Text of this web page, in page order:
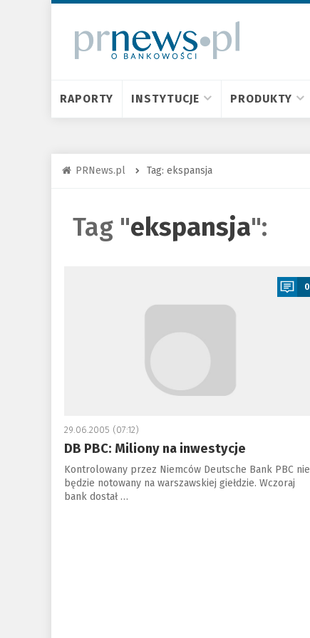
RAPORTY INSTYTUCJE PRODUKTY
PRNews.pl Tag: ekspansja
Tag "ekspansja":
0
29.06.2005 (07:12)
DB PBC: Miliony na inwestycje
Kontrolowany przez Niemców Deutsche Bank PBC nie
będzie notowany na warszawskiej giełdzie. Wczoraj
bank dostał …